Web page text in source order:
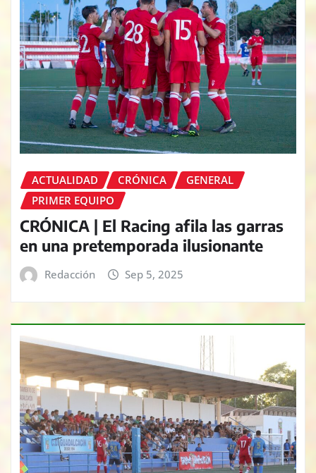
ACTUALIDAD CRÓNICA
GENERAL
PRIMER EQUIPO
CRÓNICA | El Racing afila las garras
en una pretemporada ilusionante
Redacción Sep 5, 2025